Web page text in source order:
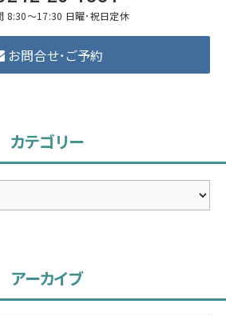
8:30～17:30 日曜･祝日定休
お問合せ･ご予約
カテゴリー
アーカイブ